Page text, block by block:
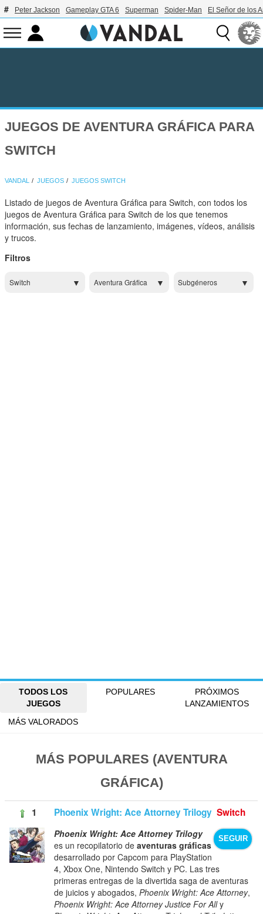
Peter Jackson Gameplay GTA 6 Superman Spider-Man El Señor de los
JUEGOS DE AVENTURA GRÁFICA PARA
SWITCH
VANDAL JUEGOS JUEGOS SWITCH
Listado de juegos de Aventura Gráfica para Switch, con todos los
juegos de Aventura Gráfica para Switch de los que tenemos
información, sus fechas de lanzamiento, imágenes, vídeos, análisis
y trucos.
Filtros
Switch Aventura Gráfica Subgéneros
TODOS LOS
JUEGOS
POPULARES
PRÓXIMOS
LANZAMIENTOS
MÁS VALORADOS
MÁS POPULARES (AVENTURA
GRÁFICA)
1 Phoenix Wright: Ace Attorney Trilogy Switch
SEGUIR
Phoenix Wright: Ace Attorney Trilogy
es un recopilatorio deaventuras gráficas
desarrollado por Capcom para PlayStation
4, Xbox One, Nintendo Switch y PC. Las tres
primeras entregas de la divertida saga de aventuras
de juicios y abogados,Phoenix Wright: Ace Attorney,
Phoenix Wright: Ace Attorney Justice For Ally